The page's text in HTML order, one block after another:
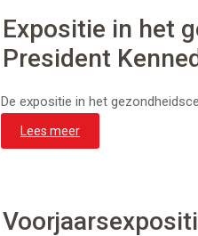
Expositie in het
President
De expositie in het
Lees meer